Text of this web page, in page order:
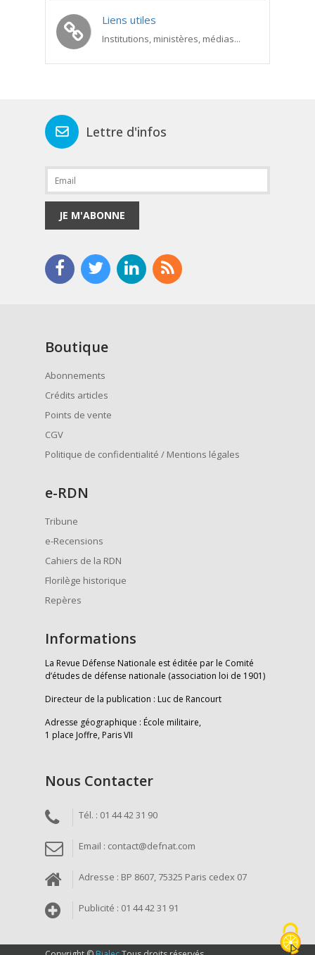
Liens utiles
Institutions, ministères, médias...
Lettre d'infos
JE M'ABONNE
Boutique
Abonnements
Crédits articles
Points de vente
CGV
Politique de confidentialité / Mentions légales
e-RDN
Tribune
e-Recensions
Cahiers de la RDN
Florilège historique
Repères
Informations
La Revue Défense Nationale est éditée par le Comité
d’études de défense nationale (association loi de 1901)
Directeur de la publication : Luc de Rancourt
Adresse géographique : École militaire,
1 place Joffre, Paris VII
Nous Contacter
Tél. : 01 44 42 31 90
Email : contact@defnat.com
Adresse : BP 8607, 75325 Paris cedex 07
Publicité : 01 44 42 31 91